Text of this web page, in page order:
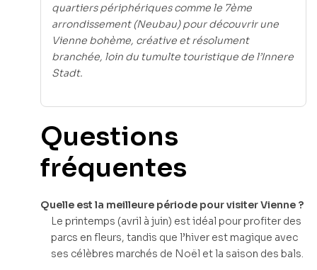
quartiers périphériques comme le 7ème
arrondissement (Neubau) pour découvrir une
Vienne bohème, créative et résolument
branchée, loin du tumulte touristique de l’Innere
Stadt.
Questions
fréquentes
Quelle est la meilleure période pour visiter Vienne ?
Le printemps (avril à juin) est idéal pour profiter des
parcs en fleurs, tandis que l’hiver est magique avec
ses célèbres marchés de Noël et la saison des bals.